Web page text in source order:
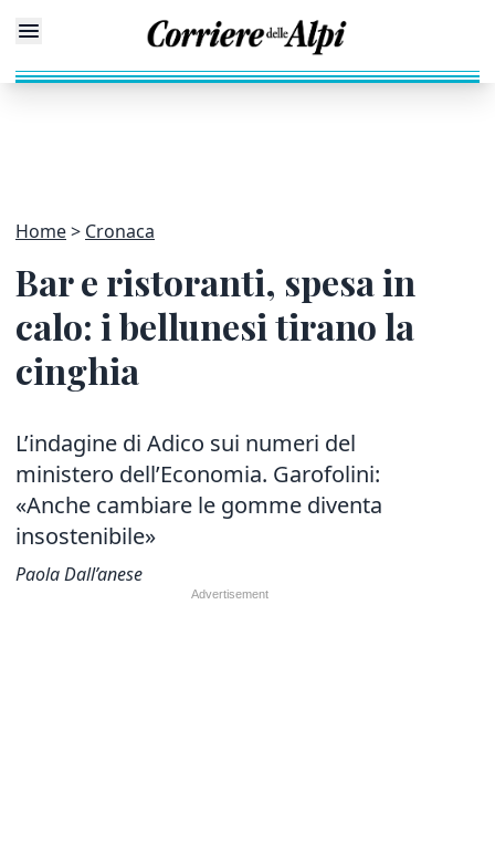
Home Cronaca
Bar e ristoranti, spesa in
calo: i bellunesi tirano la
cinghia
L’indagine di Adico sui numeri del
ministero dell’Economia. Garofolini:
«Anche cambiare le gomme diventa
insostenibile»
Paola Dall’anese